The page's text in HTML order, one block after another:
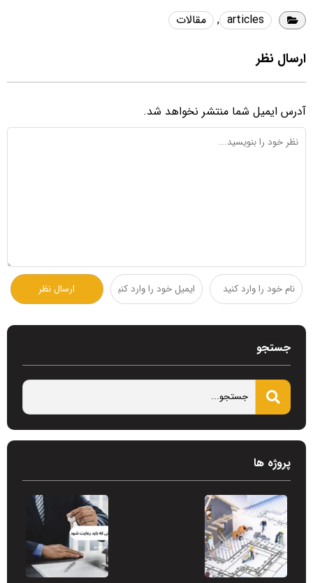
articles
, مقالات
ارسال نظر
آدرس ایمیل شما منتشر نخواهد شد.
جستجو
پروژه ها